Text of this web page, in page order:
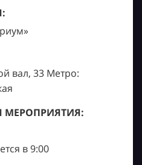
вал, 33 Метро:
МЕРОПРИЯТИЯ:
в 9:00